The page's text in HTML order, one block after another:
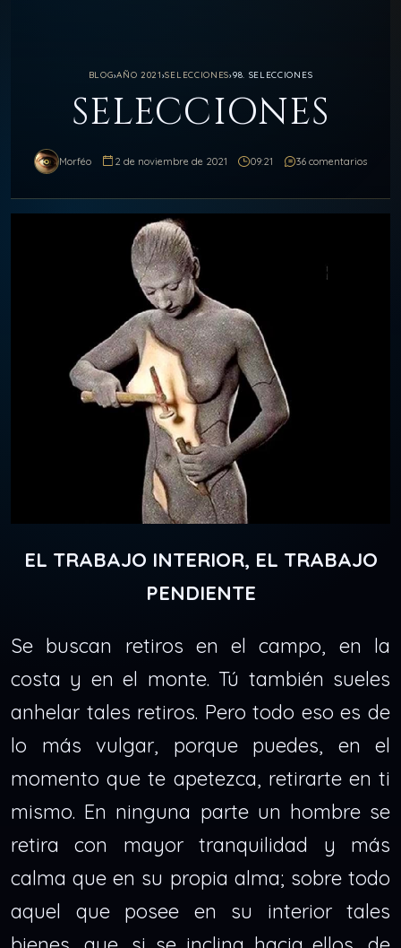
BLOG›AÑO 2021›SELECCIONES›98. SELECCIONES
SELECCIONES
Morféo 2 de noviembre de 2021 09:21 36 comentarios
EL TRABAJO INTERIOR, EL TRABAJO
PENDIENTE
Se buscan retiros en el campo, en la
costa y en el monte. Tú también sueles
anhelar tales retiros. Pero todo eso es de
lo más vulgar, porque puedes, en el
momento que te apetezca, retirarte en ti
mismo. En ninguna parte un hombre se
retira con mayor tranquilidad y más
calma que en su propia alma; sobre todo
aquel que posee en su interior tales